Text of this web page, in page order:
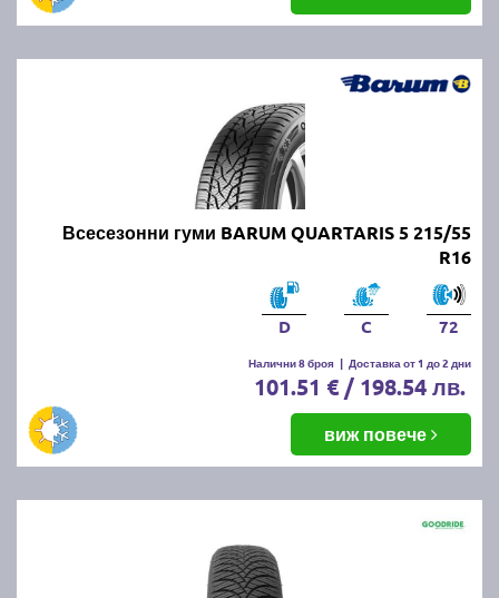
Всесезонни гуми BARUM QUARTARIS 5 215/55
R16
D C 72
Налични 8 броя | Доставка от 1 до 2 дни
101.51 € / 198.54 лв.
виж повече